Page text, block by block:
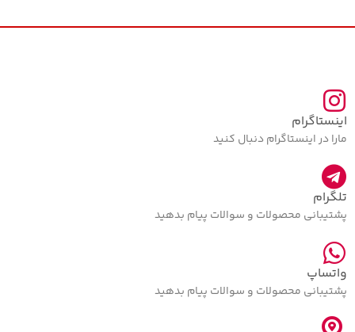
اینستاگرام
مارا در اینستاگرام دنبال کنید
تلگرام
پشتیبانی محصولات و سوالات پیام بدهید
واتساپ
پشتیبانی محصولات و سوالات پیام بدهید